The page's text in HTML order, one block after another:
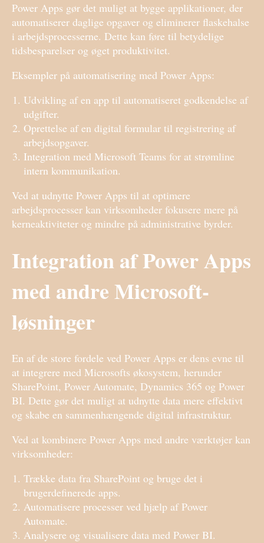
Power Apps gør det muligt at bygge applikationer, der
automatiserer daglige opgaver og eliminerer flaskehalse
i arbejdsprocesserne. Dette kan føre til betydelige
tidsbesparelser og øget produktivitet.
Eksempler på automatisering med Power Apps:
Udvikling af en app til automatiseret godkendelse af
udgifter.
Oprettelse af en digital formular til registrering af
arbejdsopgaver.
Integration med Microsoft Teams for at strømline
intern kommunikation.
Ved at udnytte Power Apps til at optimere
arbejdsprocesser kan virksomheder fokusere mere på
kerneaktiviteter og mindre på administrative byrder.
Integration af Power Apps
med andre Microsoft-
løsninger
En af de store fordele ved Power Apps er dens evne til
at integrere med Microsofts økosystem, herunder
SharePoint, Power Automate, Dynamics 365 og Power
BI. Dette gør det muligt at udnytte data mere effektivt
og skabe en sammenhængende digital infrastruktur.
Ved at kombinere Power Apps med andre værktøjer kan
virksomheder:
Trække data fra SharePoint og bruge det i
brugerdefinerede apps.
Automatisere processer ved hjælp af Power
Automate.
Analysere og visualisere data med Power BI.